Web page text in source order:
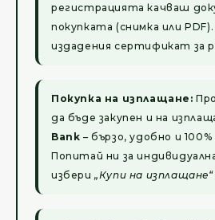
регистрацията качваш
покупката (снимка или PDF).
издадения сертификат за
Покупка на изплащане:
да бъде закупен и на
Bank – бързо, удобно и 100%
Попитай ни за
избери„Купи на изплащане“